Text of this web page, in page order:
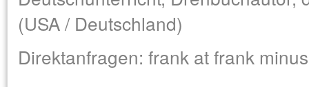
(USA / Deutschland)
Direktanfragen: frank at frank